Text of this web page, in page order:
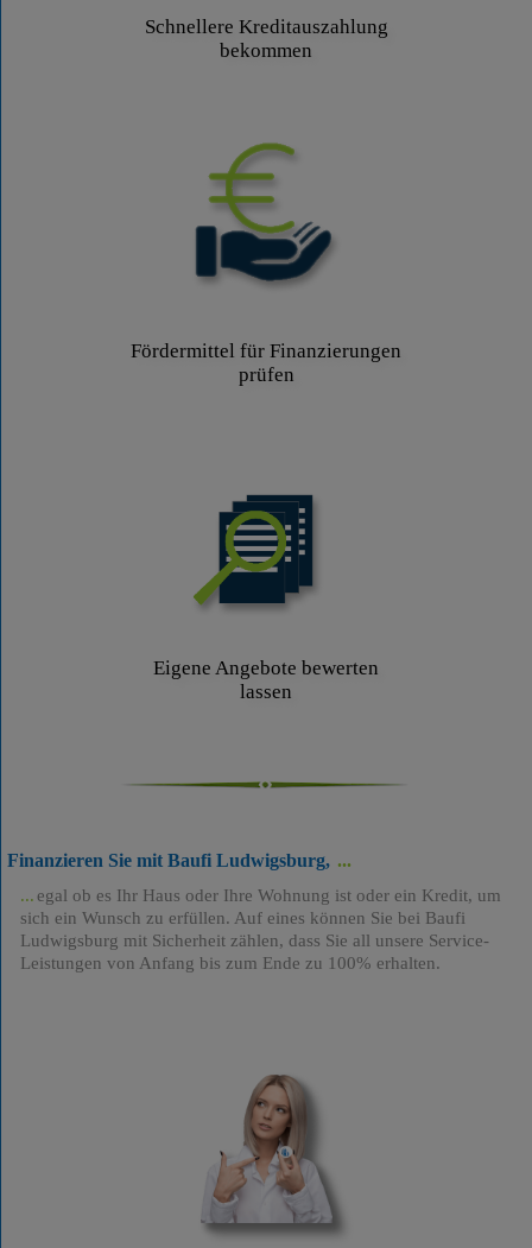
Schnellere Kreditauszahlung
bekommen
Fördermittel für Finanzierungen
prüfen
Eigene Angebote bewerten
lassen
Finanzieren Sie mit Baufi Ludwigsburg,
egal ob es Ihr Haus oder Ihre Wohnung ist oder ein Kredit, um
sich ein Wunsch zu erfüllen. Auf eines können Sie bei Baufi
Ludwigsburg mit Sicherheit zählen, dass Sie all unsere Service-
Leistungen von Anfang bis zum Ende zu 100% erhalten.